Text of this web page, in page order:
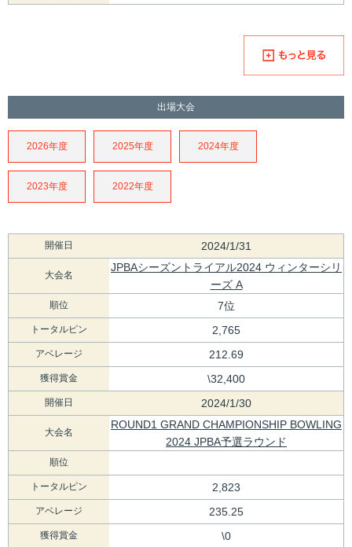
出場大会
2026年度 2025年度 2024年度
2023年度 2022年度
開催日 2024/1/31
大会名
JPBAシーズントライアル2024 ウィンターシリ
ーズ A
順位 7位
トータルピン 2,765
アベレージ 212.69
獲得賞金 \32,400
開催日 2024/1/30
大会名
ROUND1 GRAND CHAMPIONSHIP BOWLING
2024 JPBA予選ラウンド
順位
トータルピン 2,823
アベレージ 235.25
獲得賞金 \0